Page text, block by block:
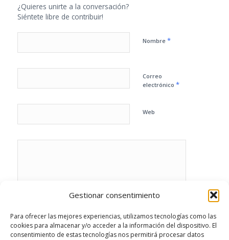
Gestionar consentimiento
Para ofrecer las mejores experiencias, utilizamos tecnologías como las
cookies para almacenar y/o acceder a la información del dispositivo. El
consentimiento de estas tecnologías nos permitirá procesar datos
¿Quieres unirte a la conversación?
Siéntete libre de contribuir!
Nombre *
Correo
electrónico *
Web